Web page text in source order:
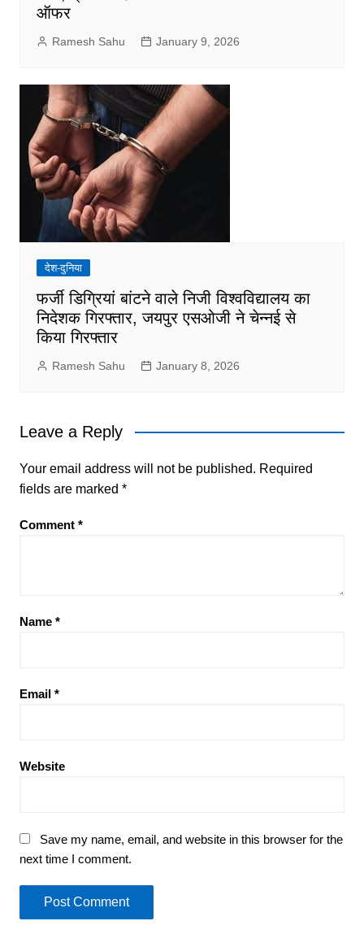
ऑफर
Ramesh Sahu January 9, 2026
देश-दुनिया
फर्जी डिग्रियां बांटने वाले निजी विश्वविद्यालय का
निदेशक गिरफ्तार, जयपुर एसओजी ने चेन्नई से
किया गिरफ्तार
Ramesh Sahu January 8, 2026
Leave a Reply
Your email address will not be published. Required
fields are marked *
Comment *
Name *
Email *
Website
Save my name, email, and website in this browser for the
next time I comment.